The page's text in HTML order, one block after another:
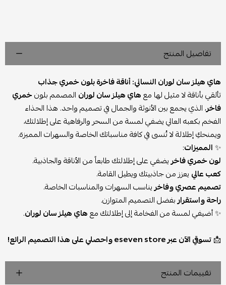
تفاصيل المنتج
هاي هيلز سان لوران النسائي: أناقة فاخرة بلون خمري جذاب
تألقي بأناقة لا مثيل لها معهاي هيلز سان لوران المصمم بلونخمري
فاخر، الذي يجمع بين الأنوثة والجمال في تصميم واحد. هذا الحذاء
الفخم بكعبه العالي يضفي لمسة من السحر والرفاهية على إطلالتك،
ويمنحكِ إطلالة لا تُنسى في كافة مناسباتك الخاصة والسهرات المميزة.
✨المميزات:
لون خمري فاخريضفي على إطلالتك طابعاً من الأناقة والجاذبية.
كعب عالي يعزز من جاذبيتك ويطيل القامة.
تصميم عصري وفاخريناسب السهرات والمناسبات الخاصة.
راحة واستقراربفضل التصميم المتوازن.
✨ أضيفي لمسة من الفخامة إلى إطلالتك معهاي هيلز سان لوران.
📩تسوقي الآن عبر eseven store واحصلي على هذا التصميم الرائع!
تقييمات المنتج